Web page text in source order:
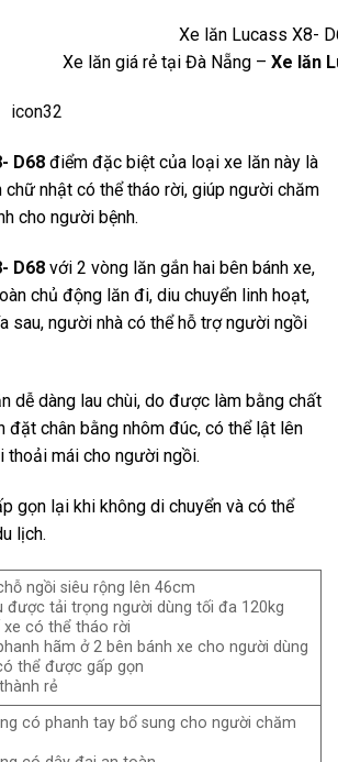
Xe lăn giá rẻ tại Đà Nẵng – Xe lăn
D68 điểm đặc biệt của loại xe lăn này là
chữ nhật có thể tháo rời, giúp người chăm
cho người bệnh.
D68 với 2 vòng lăn gắn hai bên bánh xe,
chủ động lăn đi, diu chuyển linh hoạt,
sau, người nhà có thể hỗ trợ người ngồi
dễ dàng lau chùi, do được làm bằng chất
đặt chân bằng nhôm đúc, có thể lật lên
thoải mái cho người ngồi.
gọn lại khi không di chuyển và có thể
lịch.
ngồi siêu rộng lên 46cm
được tải trọng người dùng tối đa 120kg
xe có thể tháo rời
hãm ở 2 bên bánh xe cho người dùng
thể được gấp gọn
rẻ
có phanh tay bổ sung cho người chăm